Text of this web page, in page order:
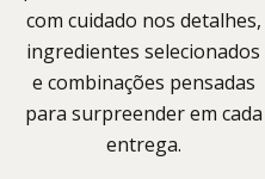
com cuidado nos detalhes,
ingredientes selecionados
e combinações pensadas
para surpreender em cada
entrega.